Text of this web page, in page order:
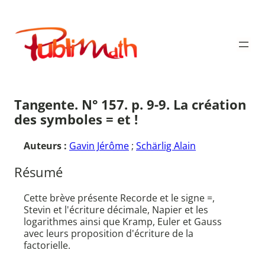
contenu
Publimath
Tangente. N° 157. p. 9-9. La création
des symboles = et !
Auteurs : Gavin Jérôme ; Schärlig Alain
Résumé
Cette brève présente Recorde et le signe =,
Stevin et l'écriture décimale, Napier et les
logarithmes ainsi que Kramp, Euler et Gauss
avec leurs proposition d'écriture de la
factorielle.